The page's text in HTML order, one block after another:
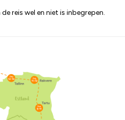
reis wel en niet is inbegrepen.